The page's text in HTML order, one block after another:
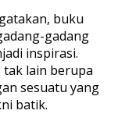
buku
gadang
inspirasi.
tak lain berupa
sesuatu yang
batik.